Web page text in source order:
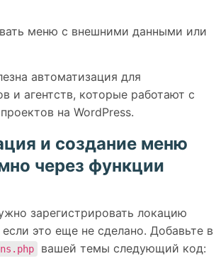
меню с внешними данными или
автоматизация для
и агентств, которые работают с
на WordPress.
и создание меню
через функции
зарегистрировать локацию
это еще не сделано. Добавьте в
вашей темы следующий код: